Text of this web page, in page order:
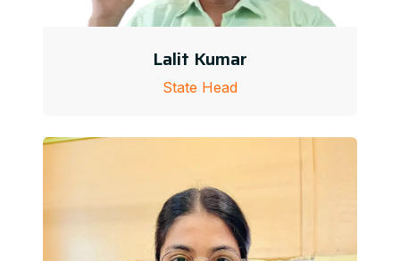
Lalit Kumar
State Head